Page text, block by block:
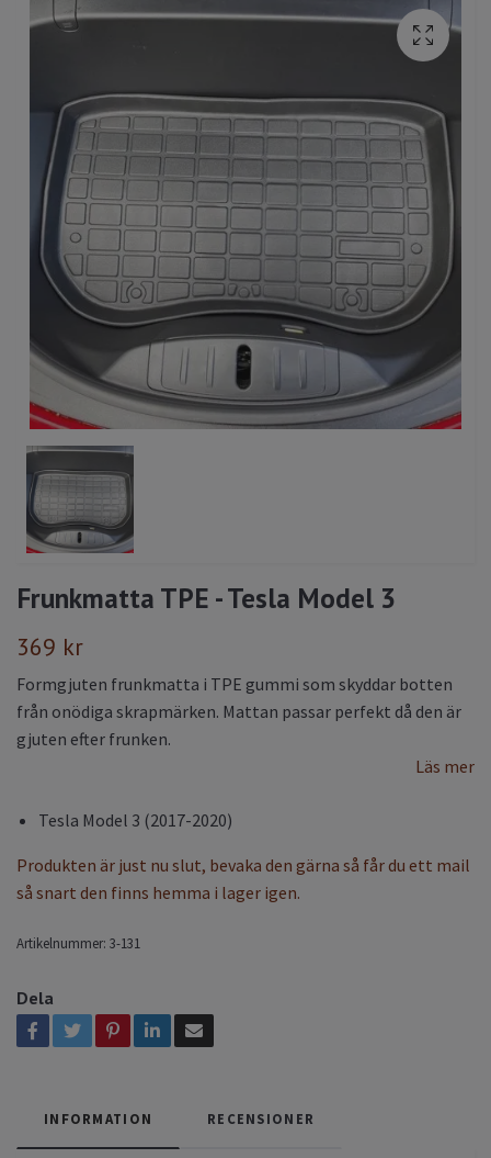
Frunkmatta TPE - Tesla Model 3
369 kr
Formgjuten frunkmatta i TPE gummi som skyddar botten
från onödiga skrapmärken. Mattan passar perfekt då den är
gjuten efter frunken.
Läs mer
Tesla Model 3 (2017-2020)
Produkten är just nu slut, bevaka den gärna så får du ett mail
så snart den finns hemma i lager igen.
Artikelnummer: 3-131
Dela
INFORMATION RECENSIONER